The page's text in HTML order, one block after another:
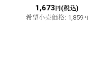
1,673 円(税込)
希望小売価格: 1,859円